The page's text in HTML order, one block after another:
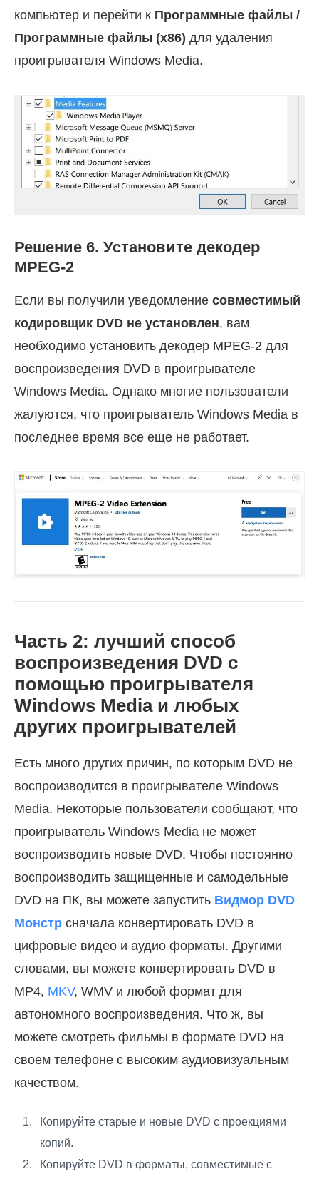
компьютер и перейти к Программные файлы /
Программные файлы (x86) для удаления
проигрывателя Windows Media.
Решение 6. Установите декодер
MPEG-2
Если вы получили уведомление совместимый
кодировщик DVD не установлен, вам
необходимо установить декодер MPEG-2 для
воспроизведения DVD в проигрывателе
Windows Media. Однако многие пользователи
жалуются, что проигрыватель Windows Media в
последнее время все еще не работает.
Часть 2: лучший способ
воспроизведения DVD с
помощью проигрывателя
Windows Media и любых
других проигрывателей
Есть много других причин, по которым DVD не
воспроизводится в проигрывателе Windows
Media. Некоторые пользователи сообщают, что
проигрыватель Windows Media не может
воспроизводить новые DVD. Чтобы постоянно
воспроизводить защищенные и самодельные
DVD на ПК, вы можете запустить Видмор DVD
Монстр сначала конвертировать DVD в
цифровые видео и аудио форматы. Другими
словами, вы можете конвертировать DVD в
MP4, MKV, WMV и любой формат для
автономного воспроизведения. Что ж, вы
можете смотреть фильмы в формате DVD на
своем телефоне с высоким аудиовизуальным
качеством.
Копируйте старые и новые DVD с проекциями
копий.
Копируйте DVD в форматы, совместимые с